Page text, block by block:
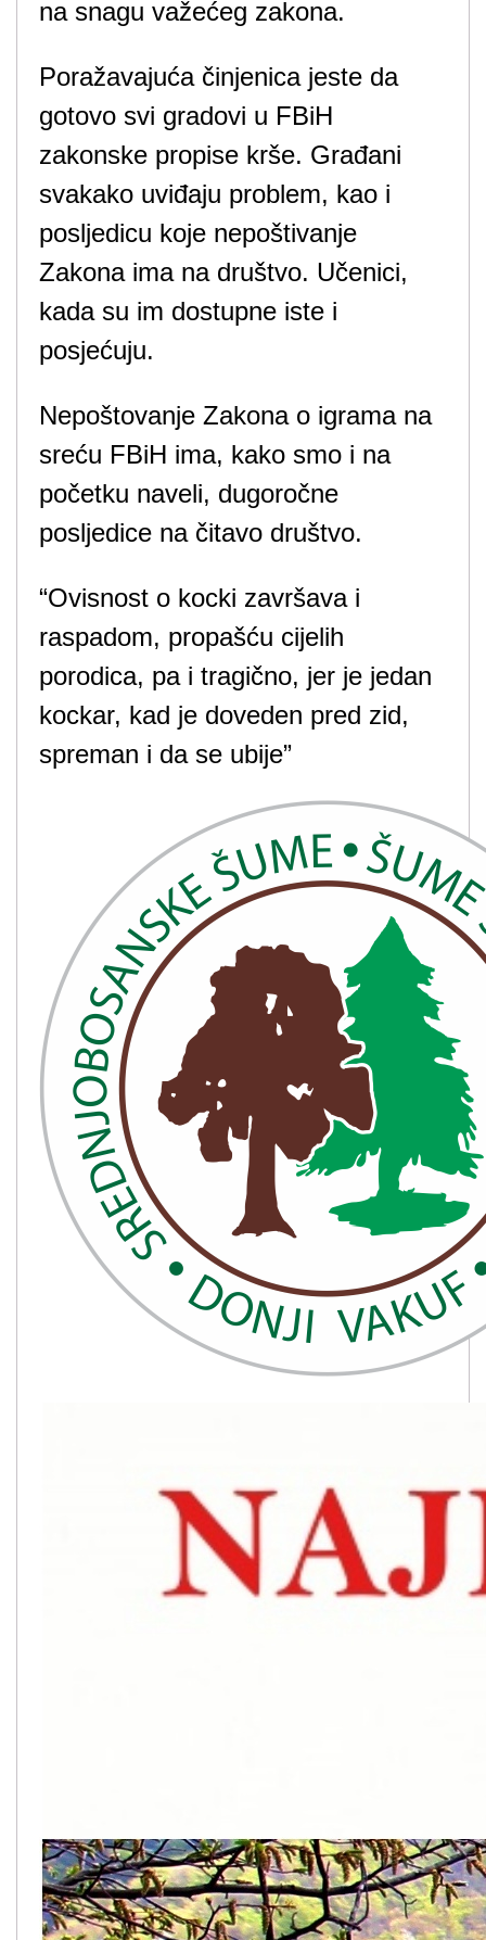
na snagu važećeg zakona.
Poražavajuća činjenica jeste da
gotovo svi gradovi u FBiH
zakonske propise krše. Građani
svakako uviđaju problem, kao i
posljedicu koje nepoštivanje
Zakona ima na društvo. Učenici,
kada su im dostupne iste i
posjećuju.
Nepoštovanje Zakona o igrama na
sreću FBiH ima, kako smo i na
početku naveli, dugoročne
posljedice na čitavo društvo.
“Ovisnost o kocki završava i
raspadom, propašću cijelih
porodica, pa i tragično, jer je jedan
kockar, kad je doveden pred zid,
spreman i da se ubije”